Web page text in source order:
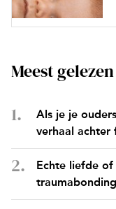
Meest gelezen
Als je je
verhaal achter
Echte liefde
traumabonding